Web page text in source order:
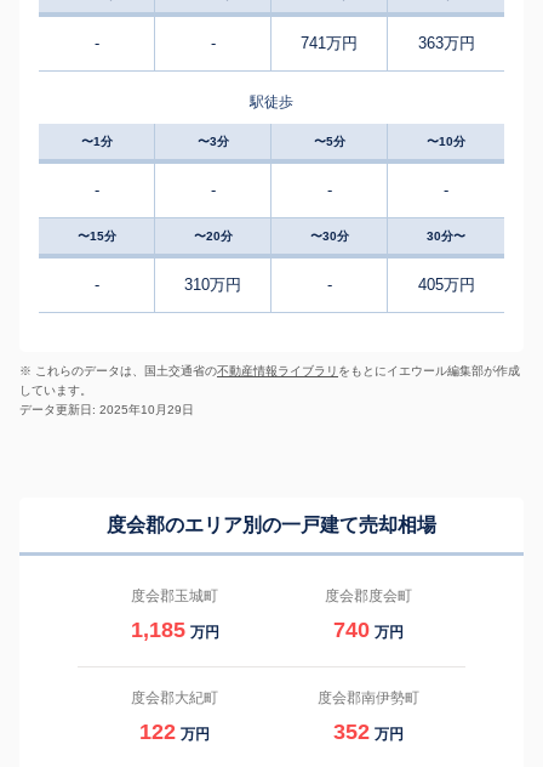
- - 741万円 363万円
駅徒歩
〜1分 〜3分 〜5分 〜10分
- - - -
〜15分 〜20分 〜30分 30分〜
- 310万円 - 405万円
※ これらのデータは、国土交通省の不動産情報ライブラリ をもとにイエウール編集部が作成
しています。
データ更新日: 2025年10月29日
度会郡のエリア別の一戸建て売却相場
度会郡玉城町
1,185 万円
度会郡度会町
740 万円
度会郡大紀町
122 万円
度会郡南伊勢町
352 万円